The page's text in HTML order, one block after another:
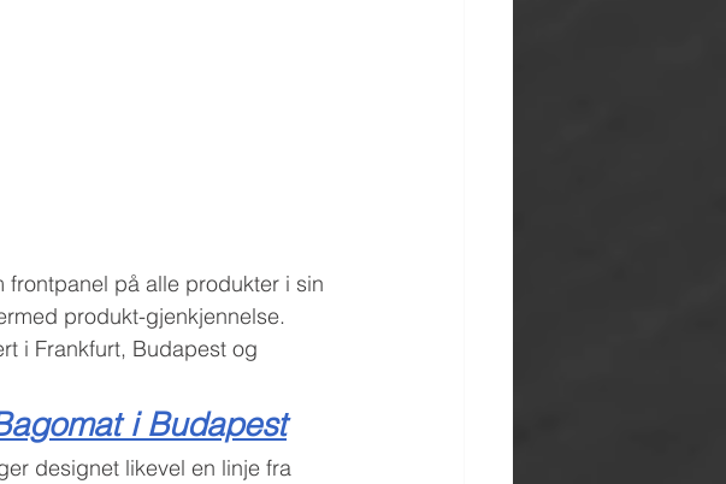
på alle produkter i sin
produkt-gjenkjennelse.
i Frankfurt, Budapest og
i Budapest
designet likevel en linje fra